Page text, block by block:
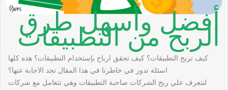
أفضل وأسهل طرق
الربح من التطبيقات
كيف تربح التطبيقات؟ كيف تحقق ارباح بإستخدام التطبيقات؟ هذه كلها
اسئلة تدور في خاطرنا في هذا المقال تجد الاجابة عنها؟
لتتعرف علي ربح الشركات صاحبة التطبيقات وهي تتعامل مع شركات